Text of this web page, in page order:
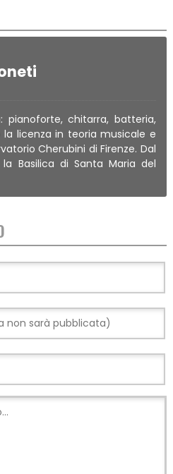
pianoforte, chitarra, batteria,
licenza in teoria musicale e
Cherubini di Firenze. Dal
Basilica di Santa Maria del